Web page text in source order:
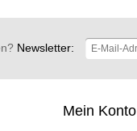
Newsletter:
Mein Konto